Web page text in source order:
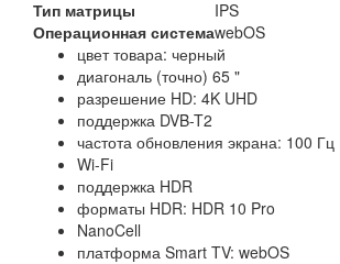
Тип матрицы
IPS
Операционная системаwebOS
цвет товара: черный
диагональ (точно) 65 "
разрешение HD: 4K UHD
поддержка DVB-T2
частота обновления экрана: 100 Гц
Wi-Fi
поддержка HDR
форматы HDR: HDR 10 Pro
NanoCell
платформа Smart TV: webOS